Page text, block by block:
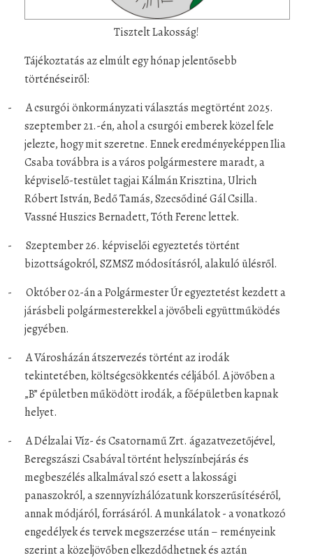
Tisztelt Lakosság!
Tájékoztatás az elmúlt egy hónap jelentősebb
történéseiről:
-
A csurgói önkormányzati választás megtörtént 2025.
szeptember 21.-én, ahol a csurgói emberek közel fele
jelezte, hogy mit szeretne. Ennek eredményeképpen Ilia
Csaba továbbra is a város polgármestere maradt, a
képviselő-testület tagjai Kálmán Krisztina, Ulrich
Róbert István, Bedő Tamás, Szecsődiné Gál Csilla.
Vassné Huszics Bernadett, Tóth Ferenc lettek.
-
Szeptember 26. képviselői egyeztetés történt
bizottságokról, SZMSZ módosításról, alakuló ülésről.
-
Október 02-án a Polgármester Úr egyeztetést kezdett a
járásbeli polgármesterekkel a jövőbeli együttműködés
jegyében.
-
A Városházán átszervezés történt az irodák
tekintetében, költségcsökkentés céljából. A jövőben a
„B” épületben működött irodák, a főépületben kapnak
helyet.
-
A Délzalai Víz- és Csatornamű Zrt. ágazatvezetőjével,
Beregszászi Csabával történt helyszínbejárás és
megbeszélés alkalmával szó esett a lakossági
panaszokról, a szennyvízhálózatunk korszerűsítéséről,
annak módjáról, forrásáról. A munkálatok - a vonatkozó
engedélyek és tervek megszerzése után – reményeink
szerint a közeljövőben elkezdődhetnek és aztán